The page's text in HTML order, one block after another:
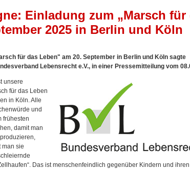
Einladung zum „Marsch für
2025 in Berlin und Köln
für das Leben" am 20. September in Berlin und Köln sagte
Lebensrecht e.V., in einer Pressemitteilung vom
unsere
für das Leben
in Köln. Alle
und
frühesten
damit man
man sie
Das ist menschenfeindlich gegenüber Kindern und